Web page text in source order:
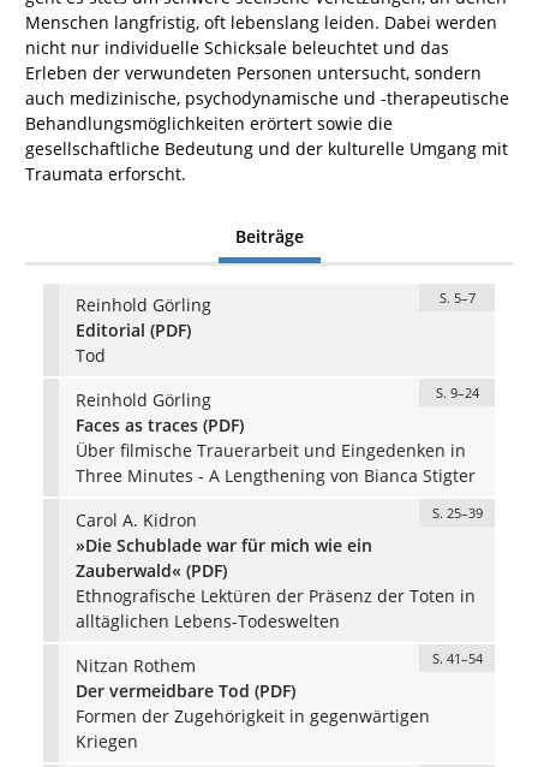
Menschen langfristig, oft lebenslang leiden. Dabei werden
nicht nur individuelle Schicksale beleuchtet und das
Erleben der verwundeten Personen untersucht, sondern
auch medizinische, psychodynamische und -therapeutische
Behandlungsmöglichkeiten erörtert sowie die
gesellschaftliche Bedeutung und der kulturelle Umgang mit
Traumata erforscht.
Beiträge
Reinhold Görling S. 5–7
Editorial (PDF)
Tod
Reinhold Görling
S. 9–24
Faces as traces (PDF)
Über filmische Trauerarbeit und Eingedenken in
Three Minutes - A Lengthening von Bianca Stigter
Carol A. Kidron
S. 25–39
»Die Schublade war für mich wie ein
Zauberwald« (PDF)
Ethnografische Lektüren der Präsenz der Toten in
alltäglichen Lebens-Todeswelten
Nitzan Rothem
S. 41–54
Der vermeidbare Tod (PDF)
Formen der Zugehörigkeit in gegenwärtigen
Kriegen